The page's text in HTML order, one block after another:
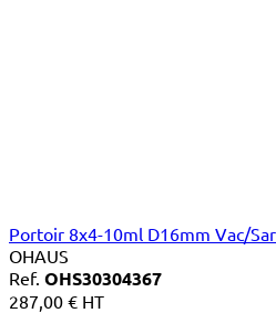
Portoir 8x4-10ml D16mm Vac/
OHAUS
Ref. OHS30304367
287,00 € HT